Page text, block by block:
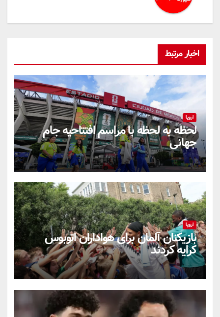
اخبار مرتبط
اروپا
لحظه به لحظه با مراسم افتتاحیه جام
جهانی
اروپا
بازیکنان آلمان برای هواداران اتوبوس
کرایه کردند